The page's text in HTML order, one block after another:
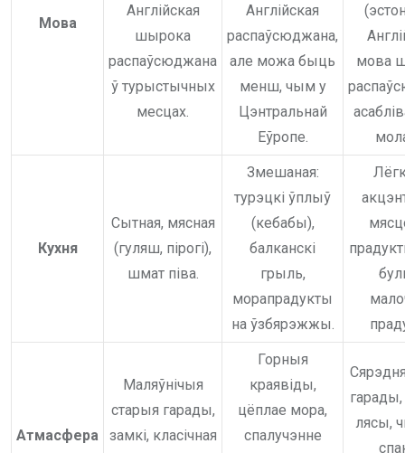
Мова
Англійская
шырока
распаўсюджана
ў турыстычных
месцах.
Англійская
распаўсюджана,
але можа быць
менш, чым у
Цэнтральнай
Еўропе.
мова
Кухня
Сытная, мясная
(гуляш, пірогі),
шмат піва.
Змешаная:
турэцкі ўплыў
(кебабы),
балканскі
грыль,
морапрадукты
на ўзбярэжжы.
Атмасфера
Маляўнічыя
старыя гарады,
замкі, класічная
Горныя
краявіды,
цёплае мора,
спалучэнне
лясы,